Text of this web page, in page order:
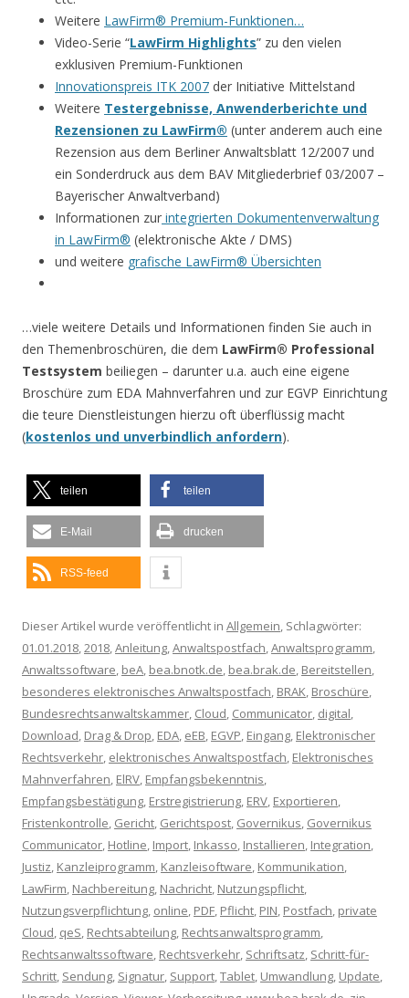
Weitere LawFirm® Premium-Funktionen…
Video-Serie “LawFirm Highlights” zu den vielen
exklusiven Premium-Funktionen
Innovationspreis ITK 2007 der Initiative Mittelstand
Weitere Testergebnisse, Anwenderberichte und
Rezensionen zu LawFirm® (unter anderem auch eine
Rezension aus dem Berliner Anwaltsblatt 12/2007 und
ein Sonderdruck aus dem BAV Mitgliederbrief 03/2007 –
Bayerischer Anwaltverband)
Informationen zur integrierten Dokumentenverwaltung
in LawFirm® (elektronische Akte / DMS)
und weitere grafische LawFirm® Übersichten
…viele weitere Details und Informationen finden Sie auch in
den Themenbroschüren, die dem LawFirm® Professional
Testsystem beiliegen – darunter u.a. auch eine eigene
Broschüre zum EDA Mahnverfahren und zur EGVP Einrichtung
die teure Dienstleistungen hierzu oft überflüssig macht
(kostenlos und unverbindlich anfordern).
teilen teilen
E-Mail drucken
RSS-feed
Dieser Artikel wurde veröffentlicht in Allgemein, Schlagwörter:
01.01.2018,2018,Anleitung,Anwaltspostfach,Anwaltsprogramm,
Anwaltssoftware, beA, bea.bnotk.de, bea.brak.de, Bereitstellen,
besonderes elektronisches Anwaltspostfach, BRAK, Broschüre,
Bundesrechtsanwaltskammer, Cloud, Communicator, digital,
Download, Drag & Drop, EDA, eEB, EGVP, Eingang, Elektronischer
Rechtsverkehr, elektronisches Anwaltspostfach, Elektronisches
Mahnverfahren, ElRV, Empfangsbekenntnis,
Empfangsbestätigung, Erstregistrierung, ERV, Exportieren,
Fristenkontrolle, Gericht, Gerichtspost, Governikus, Governikus
Communicator, Hotline, Import, Inkasso, Installieren, Integration,
Justiz, Kanzleiprogramm, Kanzleisoftware, Kommunikation,
LawFirm, Nachbereitung, Nachricht, Nutzungspflicht,
Nutzungsverpflichtung, online, PDF, Pflicht, PIN, Postfach, private
Cloud, qeS, Rechtsabteilung, Rechtsanwaltsprogramm,
Rechtsanwaltssoftware, Rechtsverkehr, Schriftsatz, Schritt-für-
Schritt, Sendung, Signatur, Support,Tablet, Umwandlung, Update,